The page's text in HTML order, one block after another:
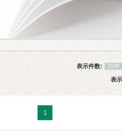
表示件数: 20件
表
1